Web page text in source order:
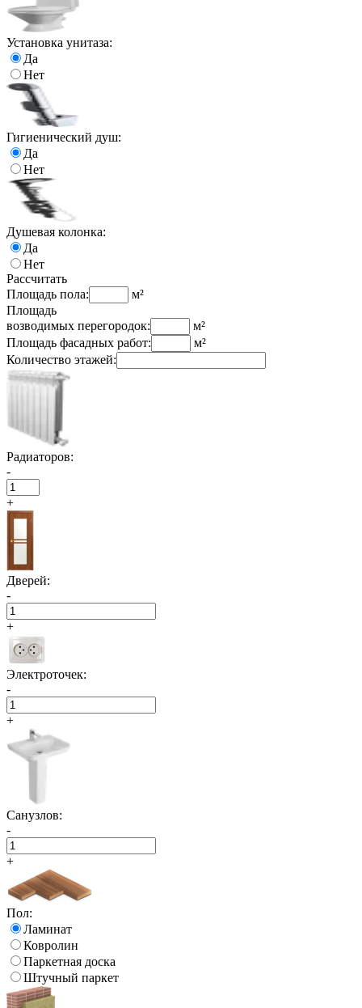
Установка унитаза:
Да
Нет
Гигиенический душ:
Да
Нет
Душевая колонка:
Да
Нет
Рассчитать
Площадь пола:
м²
Площадь
возводимых перегородок:
м²
Площадь фасадных работ:
м²
Количество этажей:
Радиаторов:
-
+
Дверей:
-
+
Электроточек:
-
+
Санузлов:
-
+
Пол:
Ламинат
Ковролин
Паркетная доска
Штучный паркет